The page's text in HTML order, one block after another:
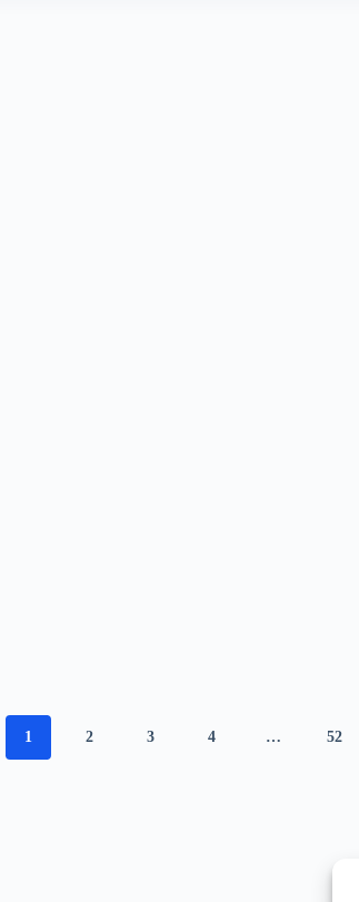
1 2 3 4 … 52